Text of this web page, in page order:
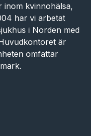
kvinnohälsa,
har vi arbetat
i Norden med
är
omfattar